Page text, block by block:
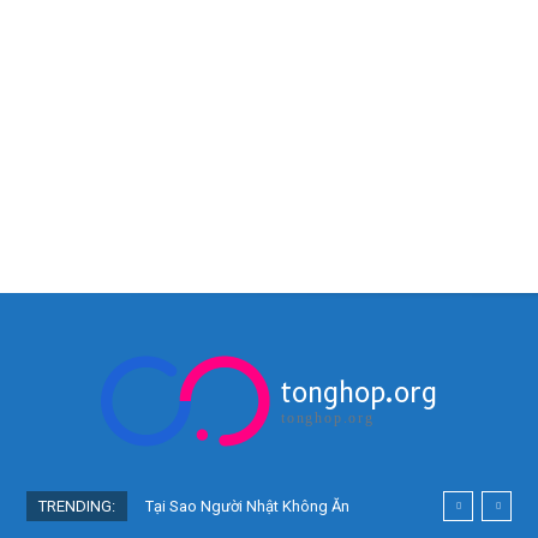
tonghop.org
tonghop.org
TRENDING:
Tại Sao Người Nhật Không Ăn